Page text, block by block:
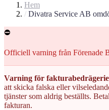
Hem
/ Divatra Service AB
⛔
Officiell varning från Förenade
Varning för
att skicka falska eller
tjänster som aldrig beställts.
fakturan.